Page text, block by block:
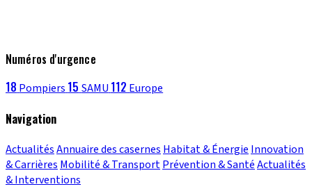
Numéros d'urgence
18 Pompiers 15 SAMU 112 Europe
Navigation
ActualitésAnnuaire des casernes Habitat & Énergie Innovation
& Carrières Mobilité & TransportPrévention & SantéActualités
& Interventions